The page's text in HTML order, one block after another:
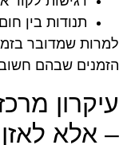
תנודות בין
למרות שמדובר
הזמנים שבהם חשוב
עיקרון
– אלא לאזן